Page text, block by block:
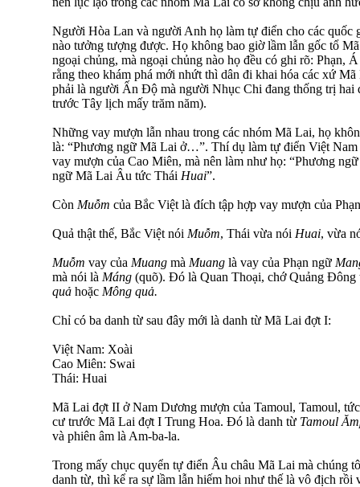
Người Hòa Lan và người Anh họ làm tự điển cho các quốc
nào tưởng tượng được. Họ không bao giờ lầm lẫn gốc tổ
ngoại chủng, mà ngoại chủng nào họ đều có ghi rõ: Phạn,
rằng theo khám phá mới nhứt thì dân đi khai hóa các xứ
phải là người Ấn Độ mà người Nhục Chi đang thống trị
trước Tây lịch mấy trăm năm).
Những vay mượn lẫn nhau trong các nhóm Mã Lai, họ
là: “Phương ngữ Mã Lai ở…”. Thí dụ làm tự điển Việt
vay mượn của Cao Miên, mà nên làm như họ: “Phương
ngữ Mã Lai Âu tức Thái Huai”.
Còn Muỗm của Bắc Việt là đích tập hợp vay mượn của
Quả thật thế, Bắc Việt nói Muỗm, Thái vừa nói Huai, vừa
Muỗm vay của Muang mà Muang là vay của Phạn ngữ
mà nói là Máng (quõ). Đó là Quan Thoại, chớ Quảng
quả hoặc Mông quả.
Chỉ có ba danh từ sau đây mới là danh từ Mã Lai đợt I:
Việt Nam: Xoài
Cao Miên: Swai
Thái: Huai
Mã Lai đợt II ở Nam Dương mượn của Tamoul, Tamoul,
cư trước Mã Lai đợt I Trung Hoa. Đó là danh từ Tamoul
và phiên âm là Am-ba-la.
Trong mấy chục quyển tự điển Âu châu Mã Lai mà chúng
danh từ, thì kể ra sự lầm lẫn hiếm hoi như thế là vô địch rồi